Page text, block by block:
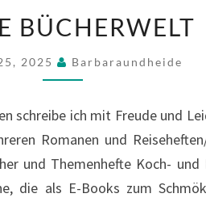
BÜCHERWELT
BÜCHERWELT
2025 Barbaraundheide
schreibe ich mit Freude und
Romanen und
und Themenhefte Koch- und
die als E-Books zum